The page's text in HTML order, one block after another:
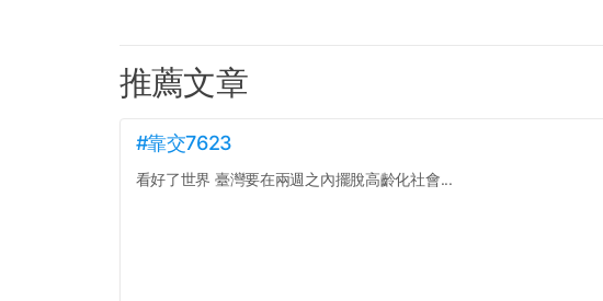
推薦文章
#靠交7623
看好了世界 臺灣要在兩週之內擺脫高齡化社會...